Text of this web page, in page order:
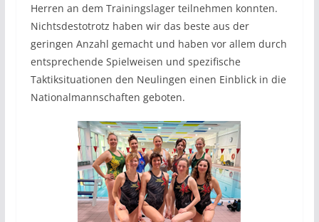
Herren an dem Trainingslager teilnehmen konnten.
Nichtsdestotrotz haben wir das beste aus der
geringen Anzahl gemacht und haben vor allem durch
entsprechende Spielweisen und spezifische
Taktiksituationen den Neulingen einen Einblick in die
Nationalmannschaften geboten.